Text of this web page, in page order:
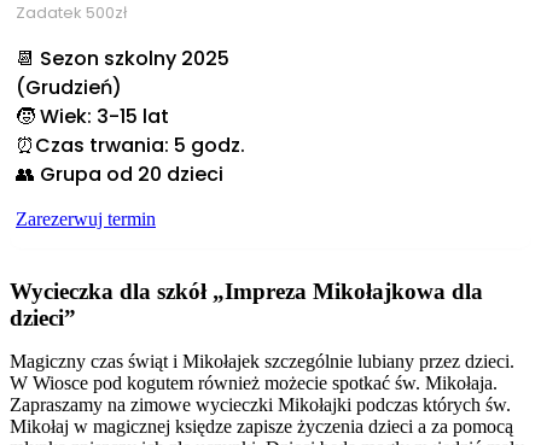
Zadatek 500zł
📆 Sezon szkolny 2025
(Grudzień)
🧒 Wiek: 3-15 lat
⏰Czas trwania: 5 godz.
👥 Grupa od 20 dzieci
Zarezerwuj termin
Wycieczka dla szkół „Impreza Mikołajkowa dla
dzieci”
Magiczny czas świąt i Mikołajek szczególnie lubiany przez dzieci.
W Wiosce pod kogutem również możecie spotkać św. Mikołaja.
Zapraszamy na zimowe wycieczki Mikołajki podczas których św.
Mikołaj w magicznej księdze zapisze życzenia dzieci a za pomocą